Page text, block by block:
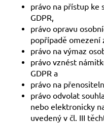
právo na přístup ke
GDPR,
právo opravu
popřípadě omezení
právo na výmaz
právo vznést
GDPR a
právo na
právo odvolat
nebo elektronicky
uvedený v čl. III